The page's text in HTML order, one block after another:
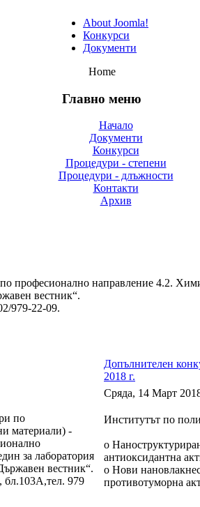
About Joomla!
Конкурси
Документи
Home
Главно меню
Начало
Документи
Конкурси
Процедури - степени
Процедури - длъжности
Контакти
Архив
професионално направление 4.2.
вестник“.
979-22-09.
по
материали) -
за лаборатория
вестник“.
бл.103А,тел. 979
Допълнителен
2018 г.
Сряда, 14 Март
Институтът по
o
антиоксидантна
o Нови
противотуморна